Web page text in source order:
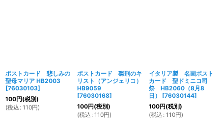
ポストカード 悲しみの
聖母マリア HB2003
[76030103]
100円(税別)
(税込 : 110円)
ポストカード 磔刑のキ
リスト（アンジェリコ）
HB9059
[76030168]
100円(税別)
(税込 : 110円)
イタリア製 名画ポスト
カード 聖ドミニコ司
祭 HB2060（8月8
日）
[76030144]
100円(税別)
(税込 : 110円)